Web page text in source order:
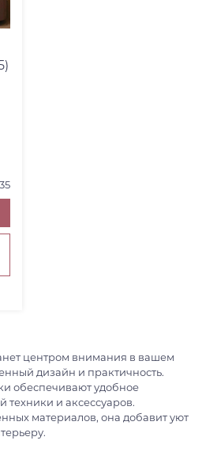
центром внимания в вашем
дизайн и практичность.
обеспечивают удобное
техники и аксессуаров.
материалов, она добавит уют